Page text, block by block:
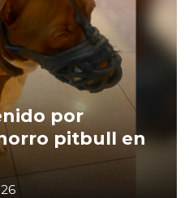
por
pitbull en